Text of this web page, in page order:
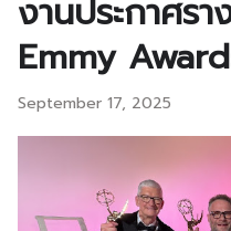
งานประกาศร
Emmy
September 17, 2025